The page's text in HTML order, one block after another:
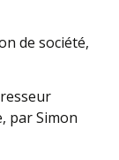
de société,
par Simon